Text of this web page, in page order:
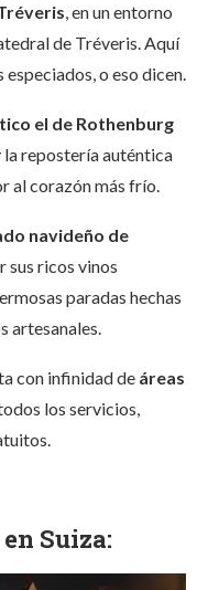
, en un entorno
de Tréveris. Aquí
o eso dicen.
el de Rothenburg
la repostería auténtica
al corazón más frío.
navideño de
sus ricos vinos
paradas hechas
artesanales.
con infinidad de áreas
los servicios,
Suiza: